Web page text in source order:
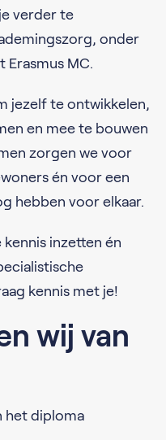
verder te
onder
Erasmus MC.
jezelf te ontwikkelen,
en mee te bouwen
zorgen we voor
én voor een
hebben voor elkaar.
inzetten én
kennis met je!
wij van
het diploma